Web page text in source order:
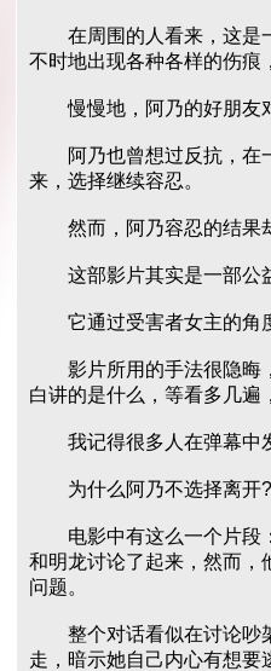
在周围的人看来，这是一
不时地出现各种各样的伤痕
慢慢地，阿乃的好朋友对
阿乃也曾想过反抗，在一
来，选择继续容忍。
然而，阿乃容忍的结果却
这部影片其实是一部公益
它通过受害者女主的角度
影片所用的手法很隐晦，
白讲的是什么， 等看多几遍
我记得很多人在弹幕中发
为什么阿乃不选择离开?
电影中有这么一个片段：
和明龙讨论了起来，然而，
问题。
整个对话看似在讨论吵架
走，暗示她自己内心有想要